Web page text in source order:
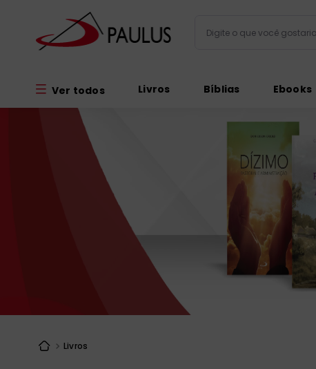
Ver todos Livros Bíblias Ebooks
Livros
liturgia
são miguel
terço
bíblia jerusalém
imagens
biblia pastoral
patristica